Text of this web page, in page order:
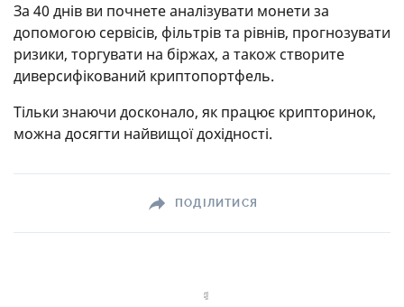
За 40 днів ви почнете аналізувати монети за
допомогою сервісів, фільтрів та рівнів, прогнозувати
ризики, торгувати на біржах, а також створите
диверсифікований криптопортфель.
Тільки знаючи досконало, як працює крипторинок,
можна досягти найвищої дохідності.
ПОДІЛИТИСЯ